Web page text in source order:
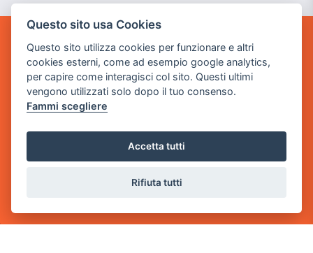
GAME WARP
BY POWER GAME SRL
Sede Legale
via Villaggio dei Platani, 3
via Industriale, 2 - 25082 Botticino, BS
Partita iva 03308130982
Questo sito usa Cookies
Questo sito utilizza cookies per funzionare e altri
cookies esterni, come ad esempio google analytics,
per capire come interagisci col sito. Questi ultimi
vengono utilizzati solo dopo il tuo consenso.
Fammi scegliere
Accetta tutti
Rifiuta tutti